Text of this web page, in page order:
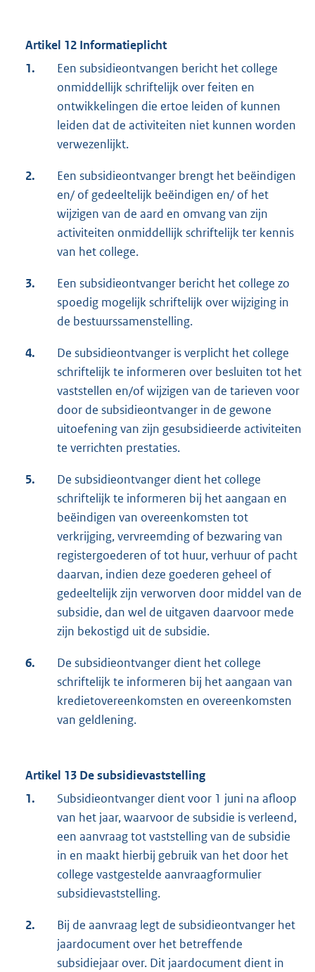
Artikel 12 Informatieplicht
1.
Een subsidieontvangen bericht het college
onmiddellijk schriftelijk over feiten en
ontwikkelingen die ertoe leiden of kunnen
leiden dat de activiteiten niet kunnen worden
verwezenlijkt.
2.
Een subsidieontvanger brengt het beëindigen
en/ of gedeeltelijk beëindigen en/ of het
wijzigen van de aard en omvang van zijn
activiteiten onmiddellijk schriftelijk ter kennis
van het college.
3.
Een subsidieontvanger bericht het college zo
spoedig mogelijk schriftelijk over wijziging in
de bestuurssamenstelling.
4.
De subsidieontvanger is verplicht het college
schriftelijk te informeren over besluiten tot het
vaststellen en/of wijzigen van de tarieven voor
door de subsidieontvanger in de gewone
uitoefening van zijn gesubsidieerde activiteiten
te verrichten prestaties.
5.
De subsidieontvanger dient het college
schriftelijk te informeren bij het aangaan en
beëindigen van overeenkomsten tot
verkrijging, vervreemding of bezwaring van
registergoederen of tot huur, verhuur of pacht
daarvan, indien deze goederen geheel of
gedeeltelijk zijn verworven door middel van de
subsidie, dan wel de uitgaven daarvoor mede
zijn bekostigd uit de subsidie.
6.
De subsidieontvanger dient het college
schriftelijk te informeren bij het aangaan van
kredietovereenkomsten en overeenkomsten
van geldlening.
Artikel 13 De subsidievaststelling
1.
Subsidieontvanger dient voor 1 juni na afloop
van het jaar, waarvoor de subsidie is verleend,
een aanvraag tot vaststelling van de subsidie
in en maakt hierbij gebruik van het door het
college vastgestelde aanvraagformulier
subsidievaststelling.
2.
Bij de aanvraag legt de subsidieontvanger het
jaardocument over het betreffende
subsidiejaar over. Dit jaardocument dient in